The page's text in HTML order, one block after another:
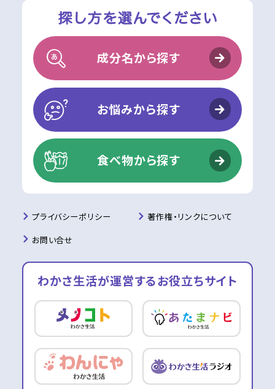
成分名から探す
お悩みから探す
食べ物から探す
プライバシーポリシー
著作権・リンクについて
お問い合せ
わかさ生活が運営するお役立ちサイト